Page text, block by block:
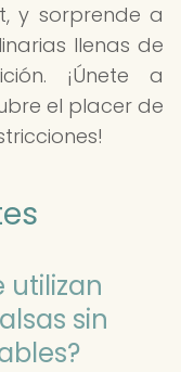
y sorprende a
llenas de
¡Únete a
el placer de
utilizan
sin